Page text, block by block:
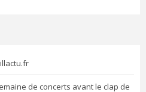
de concerts avant le clap de